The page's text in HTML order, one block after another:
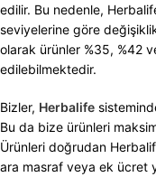
edilir. Bu nedenle,
seviyelerine göre
olarak ürünler %35, %42
edilebilmektedir.
Bizler, Herbalife
Bu da bize ürünleri
Ürünleri doğrudan
ara masraf veya ek ücret